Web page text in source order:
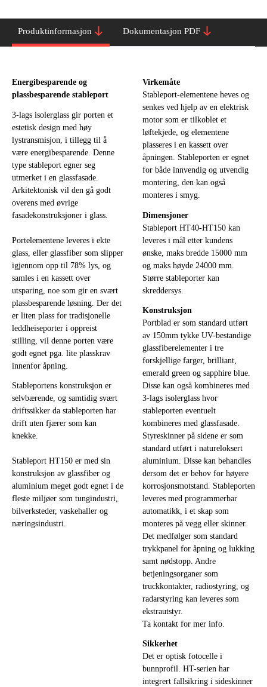
Produktinformasjon Dokumentasjon PDF
Energibesparende og
plassbesparende stableport
3-lags isolerglass gir porten et
estetisk design med høy
lystransmisjon, i tillegg til å
være energibesparende. Denne
type stableport egner seg
utmerket i en glassfasade.
Arkitektonisk vil den gå godt
overens med øvrige
fasadekonstruksjoner i glass.
Portelementene leveres i ekte
glass, eller glassfiber som slipper
igjennom opp til 78% lys, og
samles i en kassett over
utsparing, noe som gir en svært
plassbesparende løsning. Der det
er liten plass for tradisjonelle
leddheiseporter i oppreist
stilling, vil denne porten være
godt egnet pga. lite plasskrav
innenfor åpning.
Stableportens konstruksjon er
selvbærende, og samtidig svært
driftssikker da stableporten har
drift uten fjærer som kan
knekke.
Stableport HT150 er med sin
konstruksjon av glassfiber og
aluminium meget godt egnet i de
fleste miljøer som tungindustri,
bilverksteder, vaskehaller og
næringsindustri.
Virkemåte
Stableport-elementene heves og
senkes ved hjelp av en elektrisk
motor som er tilkoblet et
løftekjede, og elementene
plasseres i en kassett over
åpningen. Stableporten er egnet
for både innvendig og utvendig
montering, den kan også
monteres i smyg.
Dimensjoner
Stableport HT40-HT150 kan
leveres i mål etter kundens
ønske, maks bredde 15000 mm
og maks høyde 24000 mm.
Større stableporter kan
skreddersys.
Konstruksjon
Portblad er som standard utført
av 150mm tykke UV-bestandige
glassfiberelementer i tre
forskjellige farger, brilliant,
emerald green og sapphire blue.
Disse kan også kombineres med
3-lags isolerglass hvor
stableporten eventuelt
kombineres med glassfasade.
Styreskinner på sidene er som
standard utført i natureloksert
aluminium. Disse kan behandles
dersom det er behov for høyere
korrosjonsmotstand. Stableporten
leveres med programmerbar
automatikk, i et skap som
monteres på vegg eller skinner.
Det medfølger som standard
trykkpanel for åpning og lukking
samt nødstopp. Andre
betjeningsorganer som
truckkontakter, radiostyring, og
radarstyring kan leveres som
ekstrautstyr.
Ta kontakt for mer info.
Sikkerhet
Det er optisk fotocelle i
bunnprofil. HT-serien har
integrert fallsikring i sideskinner